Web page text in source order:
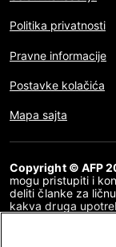
Politika privatnosti
Pravne informacije
Postavke kolačića
Mapa sajta
Copyright © AFP
mogu pristupiti i
deliti članke za
kakva druga
internet stranice,